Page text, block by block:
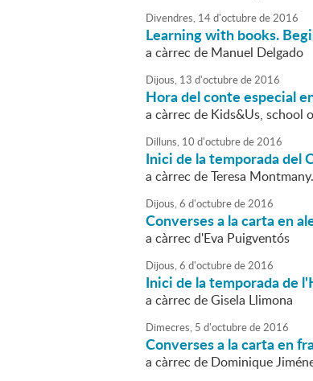
Divendres, 14d'octubrede2016
Learning with books.
a càrrec de Manuel Delgado
Dijous, 13 d'octubrede2016
Hora del conte especial
a càrrec de Kids&Us, school
Dilluns, 10 d'octubrede2016
Inici de la temporada del
a càrrec de Teresa
Dijous,6 d'octubrede2016
Converses a la carta en
a càrrec d'Eva Puigventós
Dijous,6 d'octubrede2016
Inici de la temporada de
a càrrec de Gisela Llimona
Dimecres, 5 d'octubrede2016
Converses a la carta en
a càrrec de Dominique